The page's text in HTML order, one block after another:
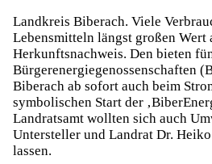
Landkreis Biberach. Viele
Lebensmitteln längst großen Wert
Herkunftsnachweis. Den bieten
Bürgerenergiegenossenschaften
Biberach ab sofort auch beim
symbolischen Start der
Landratsamt wollten sich auch
Untersteller und Landrat Dr.
lassen.